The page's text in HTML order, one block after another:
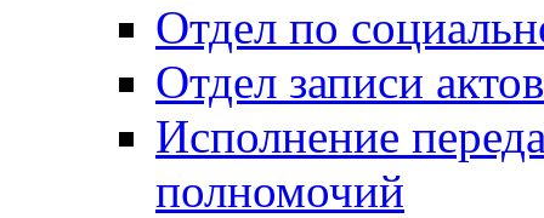
Отдел по
Отдел записи
Исполнение
полномочий